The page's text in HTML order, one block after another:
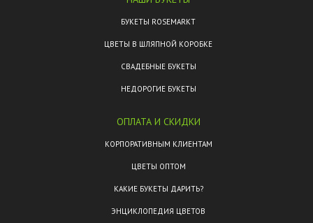
БУКЕТЫ ROSEMARKT
ЦВЕТЫ В ШЛЯПНОЙ КОРОБКЕ
СВАДЕБНЫЕ БУКЕТЫ
НЕДОРОГИЕ БУКЕТЫ
ОПЛАТА И СКИДКИ
КОРПОРАТИВНЫМ КЛИЕНТАМ
ЦВЕТЫ ОПТОМ
КАКИЕ БУКЕТЫ ДАРИТЬ?
ЭНЦИКЛОПЕДИЯ ЦВЕТОВ